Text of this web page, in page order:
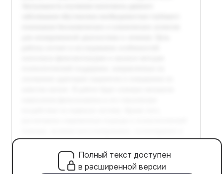
Полный текст доступен
в расширенной версии